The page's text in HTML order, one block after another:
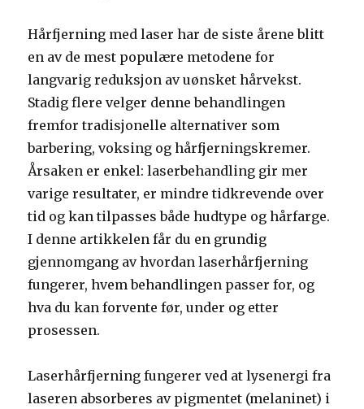
Hårfjerning med laser har de siste årene blitt
en av de mest populære metodene for
langvarig reduksjon av uønsket hårvekst.
Stadig flere velger denne behandlingen
fremfor tradisjonelle alternativer som
barbering, voksing og hårfjerningskremer.
Årsaken er enkel: laserbehandling gir mer
varige resultater, er mindre tidkrevende over
tid og kan tilpasses både hudtype og hårfarge.
I denne artikkelen får du en grundig
gjennomgang av hvordan laserhårfjerning
fungerer, hvem behandlingen passer for, og
hva du kan forvente før, under og etter
prosessen.
Laserhårfjerning fungerer ved at lysenergi fra
laseren absorberes av pigmentet (melaninet) i